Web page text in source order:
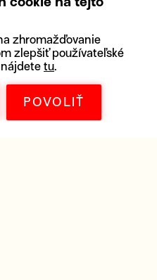
zhromažďovanie
zlepšiť používateľské
tu.
POVOLIŤ